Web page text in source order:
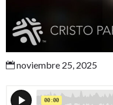
 noviembre 25, 2025